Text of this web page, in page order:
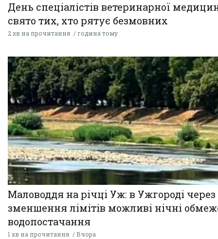
День спеціалістів ветеринарної
свято тих, хто рятує безмовних
2 хв на прочитання година тому
Маловоддя на річці Уж: в Ужгороді через
зменшення лімітів можливі нічні
водопостачання
1 хв на прочитання Вчора